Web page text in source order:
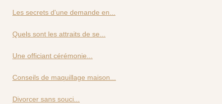
Les secrets d'une demande en...
Quels sont les attraits de se...
Une officiant cérémonie...
Conseils de maquillage maison...
Divorcer sans souci...